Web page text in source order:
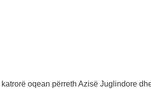
oqean përreth Azisë Juglindore